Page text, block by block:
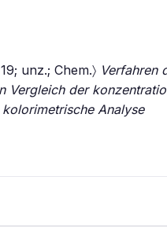
19; unz.; Chem.〉 Verfahren
Vergleich der
kolorimetrische Analyse